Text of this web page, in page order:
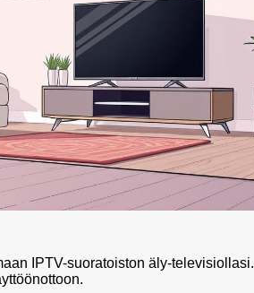
IPTV-suoratoiston äly-televisiollasi.